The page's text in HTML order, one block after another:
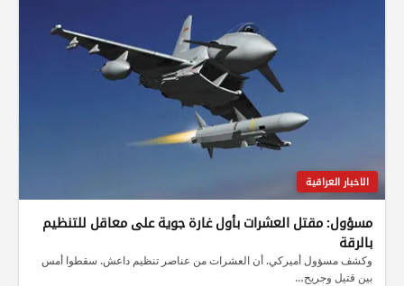
الاخبار العراقية
مسؤول: مقتل العشرات بأول غارة جوية على معاقل للتنظيم
بالرقة
وكشف مسؤول أميركي. أن العشرات من عناصر تنظيم داعش. سقطوا أمس
بين قتيل وجريح…